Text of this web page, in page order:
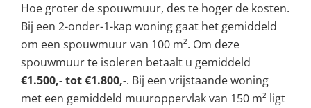
Hoe groter de spouwmuur, des te hoger de kosten.
Bij een 2-onder-1-kap woning gaat het gemiddeld
om een spouwmuur van 100 m². Om deze
spouwmuur te isoleren betaalt u gemiddeld
€1.500,- tot €1.800,-. Bij een vrijstaande woning
met een gemiddeld muuroppervlak van 150 m² ligt